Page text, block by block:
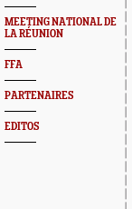
MEETING NATIONAL DE
LA RÉUNION
FFA
PARTENAIRES
EDITOS